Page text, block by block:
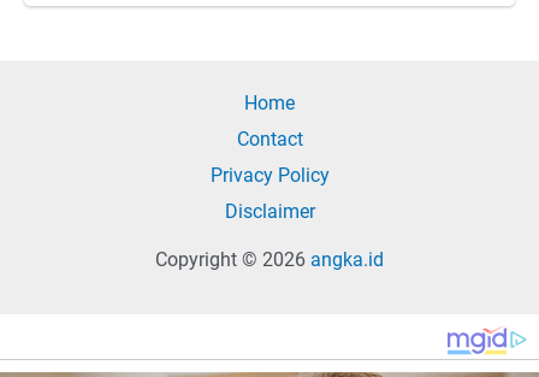
Home
Contact
Privacy Policy
Disclaimer
Copyright © 2026 angka.id